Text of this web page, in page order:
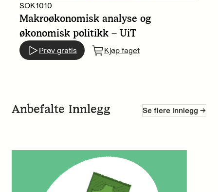
SOK1010
Makroøkonomisk analyse og
økonomisk politikk – UiT
Prøv gratis Kjøp faget
Anbefalte Innlegg Se flere innlegg ->